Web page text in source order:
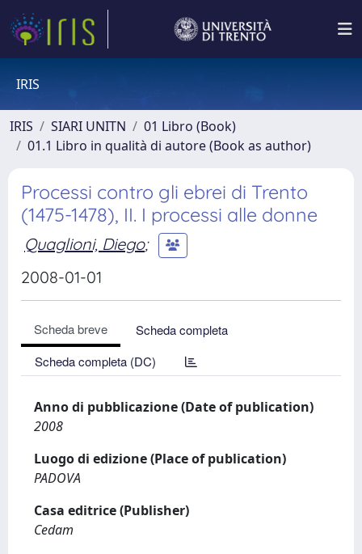
IRIS
IRIS SIARI UNITN
01 Libro (Book)
01.1 Libro in qualità di autore (Book as author)
Processi contro gli ebrei di Trento
(1475-1478), II. I processi alle donne
Quaglioni, Diego;
2008-01-01
Scheda breve
Scheda completa
Scheda completa (DC)
Anno di pubblicazione (Date of publication)
2008
Luogo di edizione (Place of publication)
PADOVA
Casa editrice (Publisher)
Cedam